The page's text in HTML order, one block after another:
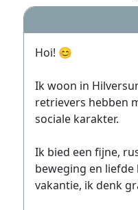
Hoi! 😊
Ik woon in
retrievers hebben
sociale karakter.
Ik bied een fijne,
beweging en
vakantie, ik denk